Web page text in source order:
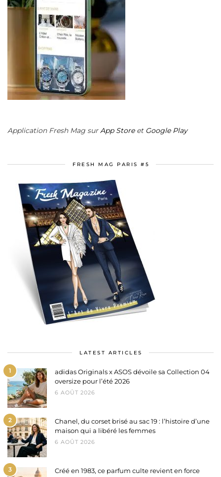
Application Fresh Mag surApp Storeet Google Play
FRESH MAG PARIS #5
LATEST ARTICLES
1
adidas Originals x ASOS dévoile sa Collection 04
oversize pour l’été 2026
6 AOÛT 2026
2
Chanel, du corset brisé au sac 19 : l’histoire d’une
maison qui a libéré les femmes
6 AOÛT 2026
3
Créé en 1983, ce parfum culte revient en force